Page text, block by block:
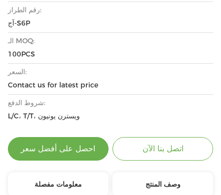
رقم الطراز:
آج-S6P
الـ MOQ:
100PCS
السعر:
Contact us for latest price
شروط الدفع:
L/C، T/T، ويسترن يونيون
احصل على أفضل سعر اتصل بنا الآن
معلومات مفصلة وصف المنتج